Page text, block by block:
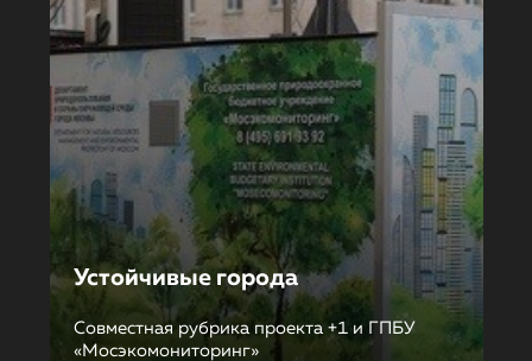
Устойчивые города
Совместная рубрика проекта +1 и ГПБУ
«Мосэкомониторинг»